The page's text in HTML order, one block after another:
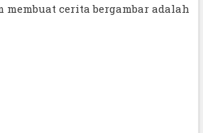
cerita bergambar adalah